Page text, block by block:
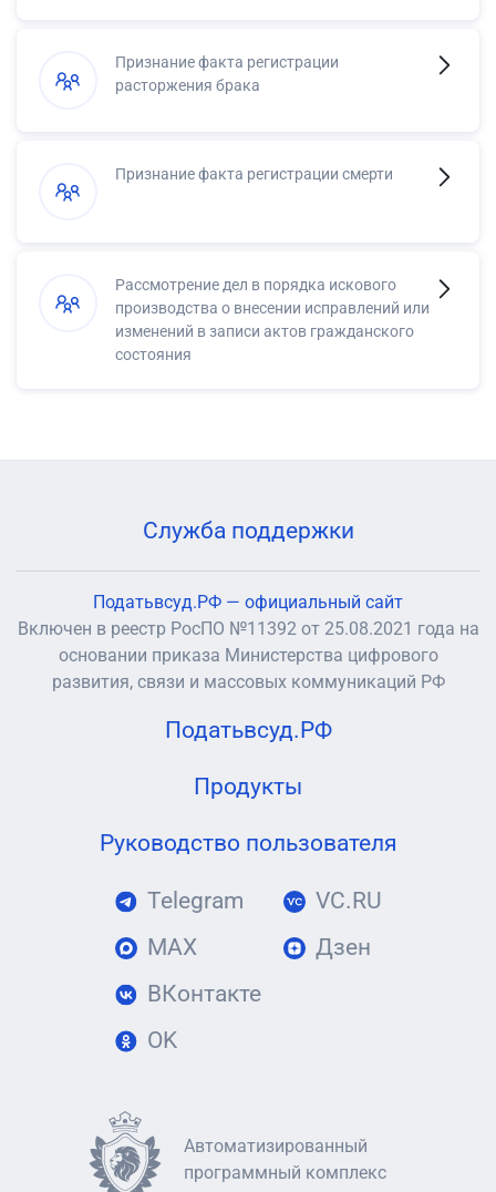
Признание факта регистрации
расторжения брака
Признание факта регистрации смерти
Рассмотрение дел в порядка искового
производства о внесении исправлений или
изменений в записи актов гражданского
состояния
Служба поддержки
Податьвсуд.РФ — официальный сайт
Включен в реестр РосПО №11392 от 25.08.2021 года на
основании приказа Министерства цифрового
развития, связи и массовых коммуникаций РФ
Податьвсуд.РФ
Продукты
Руководство пользователя
Telegram
MAX
ВКонтакте
OK
VC.RU
Дзен
Автоматизированный
программный комплекс